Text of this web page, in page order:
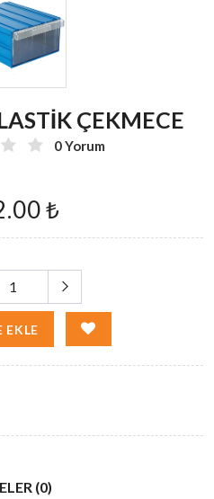
ÇEKMECE
0 Yorum
₺
EKLE
(0)